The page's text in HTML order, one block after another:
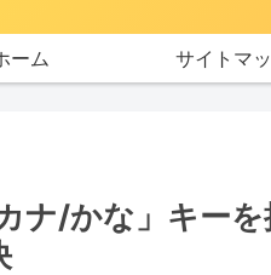
ーム サイトマ
ナ/かな」キー